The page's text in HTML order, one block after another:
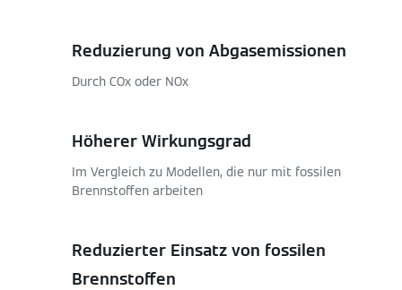
Reduzierung von Abgasemissionen
Durch COx oder NOx
Höherer Wirkungsgrad
Im Vergleich zu Modellen, die nur mit fossilen
Brennstoffen arbeiten
Reduzierter Einsatz von fossilen
Brennstoffen